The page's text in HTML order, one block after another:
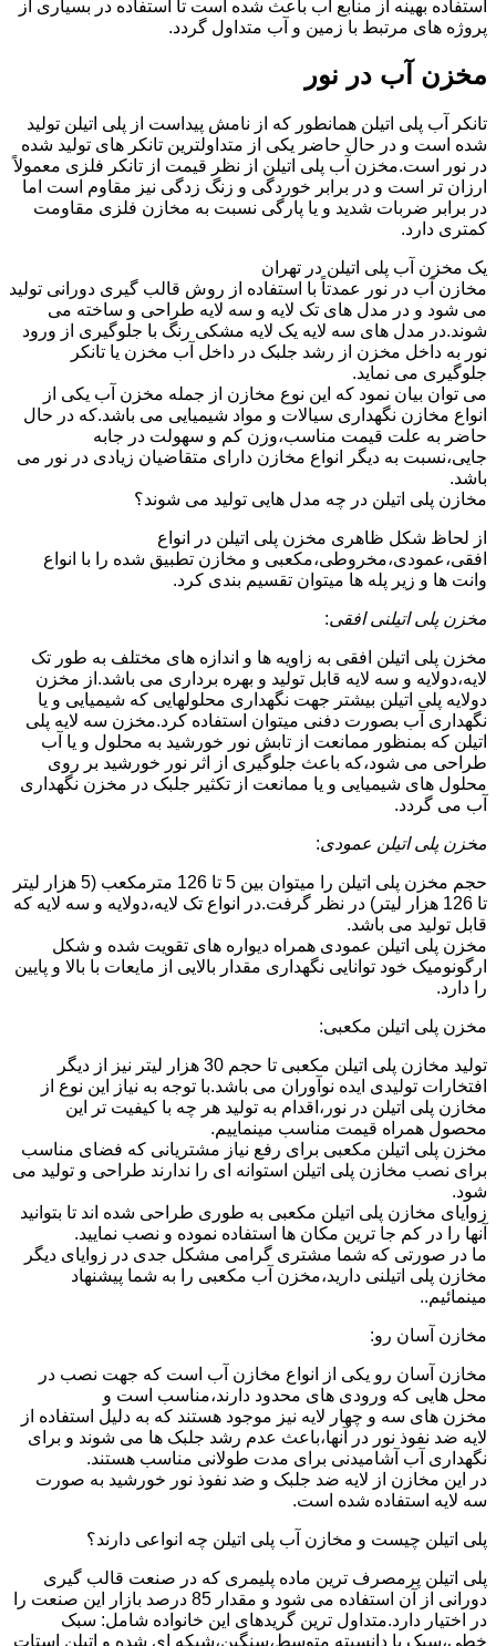
استفاده بهینه از منابع آب باعث شده است تا استفاده در بسیاری از
پروژه های مرتبط با زمین و آب متداول گردد.
مخزن آب در نور
تانکر آب پلی اتیلن همانطور که از نامش پیداست از پلی اتیلن تولید
شده است و در حال حاضر یکی از متداولترین تانکر های تولید شده
در نور است.مخزن آب پلی اتیلن از نظر قیمت از تانکر فلزی معمولاً
ارزان تر است و در برابر خوردگی و زنگ زدگی نیز مقاوم است اما
در برابر ضربات شدید و یا پارگی نسبت به مخازن فلزی مقاومت
کمتری دارد.
یک مخزن آب پلی اتیلن در تهران
مخازن آب در نور عمدتاً با استفاده از روش قالب گیری دورانی تولید
می شود و در مدل های تک لایه و سه لایه طراحی و ساخته می
شوند.در مدل های سه لایه یک لایه مشکی رنگ با جلوگیری از ورود
نور به داخل مخزن از رشد جلبک در داخل آب مخزن یا تانکر
جلوگیری می نماید.
می توان بیان نمود که این نوع مخازن از جمله مخزن آب یکی از
انواع مخازن نگهداری سیالات و مواد شیمیایی می باشد.که در حال
حاضر به علت قیمت مناسب،وزن کم و سهولت در جابه
جایی،نسبت به دیگر انواع مخازن دارای متقاضیان زیادی در نور می
باشد.
مخازن پلی اتیلن در چه مدل هایی تولید می شوند؟
از لحاظ شکل ظاهری مخزن پلی اتیلن در انواع
افقی،عمودی،مخروطی،مکعبی و مخازن تطبیق شده را با انواع
وانت ها و زیر پله ها میتوان تقسیم بندی کرد.
مخزن پلی اتیلنی افقی:
مخزن پلی اتیلن افقی به زاویه ها و اندازه های مختلف به طور تک
لایه،دولایه و سه لایه قابل تولید و بهره برداری می باشد.از مخزن
دولایه پلی اتیلن بیشتر جهت نگهداری محلولهایی که شیمیایی و یا
نگهداری آب بصورت دفنی میتوان استفاده کرد.مخزن سه لایه پلی
اتیلن که بمنظور ممانعت از تابش نور خورشید به محلول و یا آب
طراحی می شود،که باعث جلوگیری از اثر نور خورشید بر روی
محلول های شیمیایی و یا ممانعت از تکثیر جلبک در مخزن نگهداری
آب می گردد.
مخزن پلی اتیلن عمودی:
حجم مخزن پلی اتیلن را میتوان بین 5 تا 126 مترمکعب (5 هزار لیتر
تا 126 هزار لیتر) در نظر گرفت.در انواع تک لایه،دولایه و سه لایه که
قابل تولید می باشد.
مخزن پلی اتیلن عمودی همراه دیواره های تقویت شده و شکل
ارگونومیک خود توانایی نگهداری مقدار بالایی از مایعات با بالا و پایین
را دارد.
مخزن پلی اتیلن مکعبی:
تولید مخازن پلی اتیلن مکعبی تا حجم 30 هزار لیتر نیز از دیگر
افتخارات تولیدی ایده نوآوران می باشد.با توجه به نیاز این نوع از
مخازن پلی اتیلن در نور،اقدام به تولید هر چه با کیفیت تر این
محصول همراه قیمت مناسب مینماییم.
مخزن پلی اتیلن مکعبی برای رفع نیاز مشتریانی که فضای مناسب
برای نصب مخازن پلی اتیلن استوانه ای را ندارند طراحی و تولید می
شود.
زوایای مخازن پلی اتیلن مکعبی به طوری طراحی شده اند تا بتوانید
آنها را در کم جا ترین مکان ها استفاده نموده و نصب نمایید.
ما در صورتی که شما مشتری گرامی مشکل جدی در زوایای دیگر
مخازن پلی اتیلنی دارید،مخزن آب مکعبی را به شما پیشنهاد
مینمائیم..
مخازن آسان رو:
مخازن آسان رو یکی از انواع مخازن آب است که جهت نصب در
محل هایی که ورودی های محدود دارند،مناسب است و
مخزن های سه و چهار لایه نیز موجود هستند که به دلیل استفاده از
لایه ضد نفوذ نور در آنها،باعث عدم رشد جلبک ها می شوند و برای
نگهداری آب آشامیدنی برای مدت طولانی مناسب هستند.
در این مخازن از لایه ضد جلبک و ضد نفوذ نور خورشید به صورت
سه لایه استفاده شده است.
پلی اتیلن چیست و مخازن آب پلی اتیلن چه انواعی دارند؟
پلی اتیلن پرمصرف ترین ماده پلیمری که در صنعت قالب گیری
دورانی از آن استفاده می شود و مقدار 85 درصد بازار این صنعت را
در اختیار دارد.متداول ترین گریدهای این خانواده شامل: سبک
خطی،سبک با دانسیته متوسط،سنگین،شبکه ای شده و اتیلن استات